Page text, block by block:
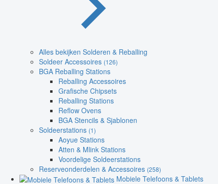
Alles bekijken Solderen & Reballing
Soldeer Accessoires (126)
BGA Reballing Stations
Reballing Accessoires
Grafische Chipsets
Reballing Stations
Reflow Ovens
BGA Stencils & Sjablonen
Soldeerstations (1)
Aoyue Stations
Atten & Mlink Stations
Voordelige Soldeerstations
Reserveonderdelen & Accessoires (258)
Mobiele Telefoons & Tablets